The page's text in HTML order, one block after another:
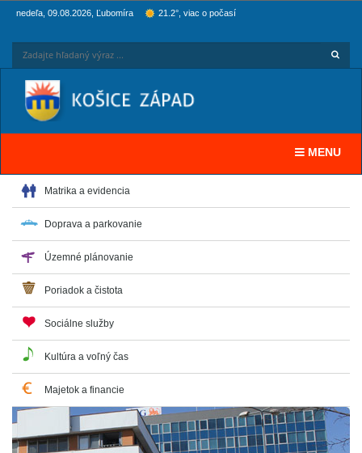
nedeľa, 09.08.2026, Ľubomíra 21.2°, viac o počasí
Toggle
MENU
Matrika a evidencia
Doprava a parkovanie
Územné plánovanie
Poriadok a čistota
Sociálne služby
Kultúra a voľný čas
Majetok a financie